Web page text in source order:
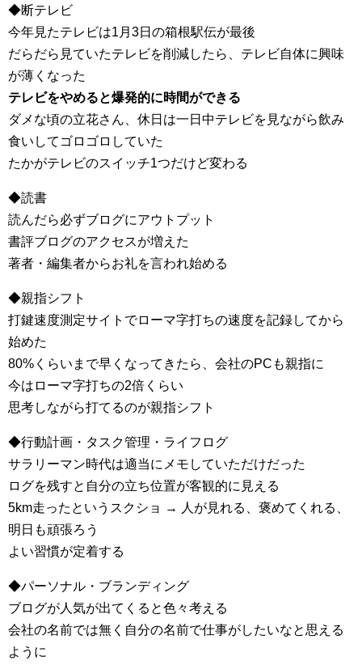
◆断テレビ
今年見たテレビは1月3日の箱根駅伝が最後
だらだら見ていたテレビを削減したら、テレビ自体に興味
が薄くなった
テレビをやめると爆発的に時間ができる
ダメな頃の立花さん、休日は一日中テレビを見ながら飲み
食いしてゴロゴロしていた
たかがテレビのスイッチ1つだけど変わる
◆読書
読んだら必ずブログにアウトプット
書評ブログのアクセスが増えた
著者・編集者からお礼を言われ始める
◆親指シフト
打鍵速度測定サイトでローマ字打ちの速度を記録してから
始めた
80%くらいまで早くなってきたら、会社のPCも親指に
今はローマ字打ちの2倍くらい
思考しながら打てるのが親指シフト
◆行動計画・タスク管理・ライフログ
サラリーマン時代は適当にメモしていただけだった
ログを残すと自分の立ち位置が客観的に見える
5km走ったというスクショ → 人が見れる、褒めてくれる、
明日も頑張ろう
よい習慣が定着する
◆パーソナル・ブランディング
ブログが人気が出てくると色々考える
会社の名前では無く自分の名前で仕事がしたいなと思える
ように